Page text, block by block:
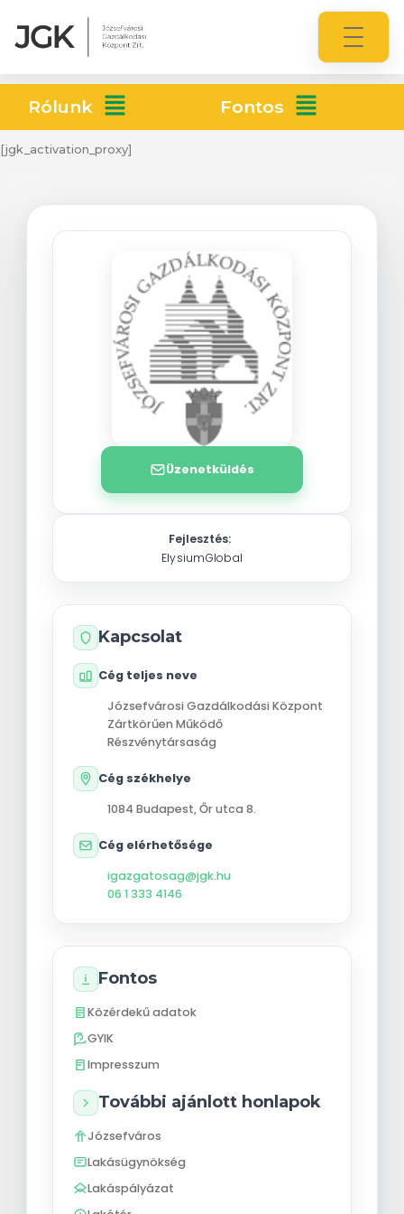
Rólunk Fontos
[jgk_activation_proxy]
Üzenetküldés
Fejlesztés:
ElysiumGlobal
Kapcsolat
Cég teljes neve
Józsefvárosi Gazdálkodási Központ
Zártkörűen Működő
Részvénytársaság
Cég székhelye
1084 Budapest,Őr utca 8.
Cég elérhetősége
igazgatosag@jgk.hu
06 1 333 4146
Fontos
Közérdekű adatok
GYIK
Impresszum
További ajánlott honlapok
Józsefváros
Lakásügynökség
Lakáspályázat